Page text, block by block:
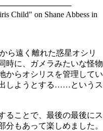
Child" on Shane Abbess in
ら遠く離れた惑星オシリ
時に、ガメラみたいな怪物
からオシリスを管理してい
しようとする……というス
ることで、最後の最後にス
分もあって楽しめました。